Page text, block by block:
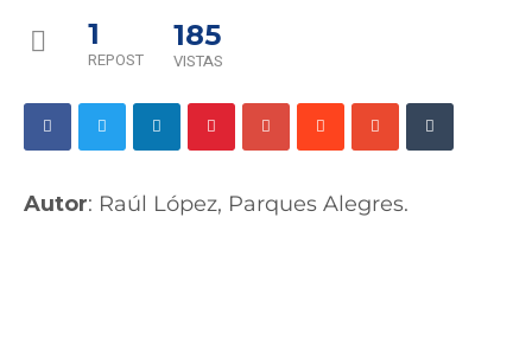
1
REPOST
185
VISTAS
Autor: Raúl López, Parques Alegres.